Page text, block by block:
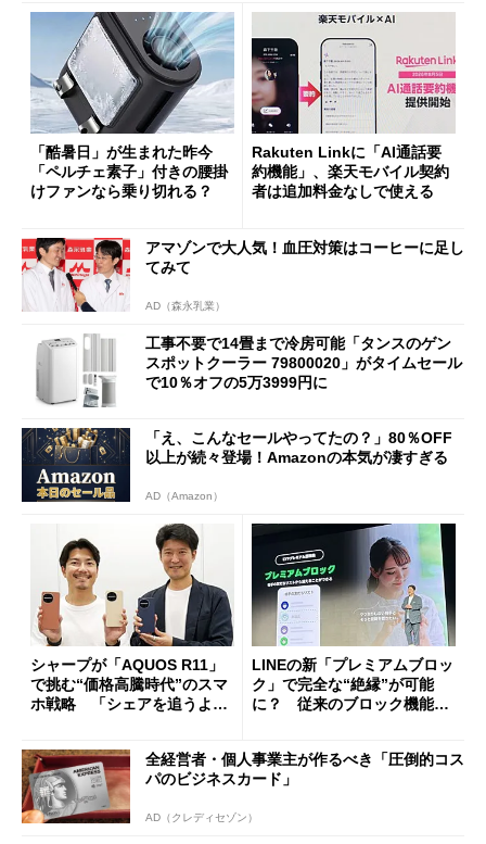
「酷暑日」が生まれた昨今
「ペルチェ素子」付きの腰掛
けファンなら乗り切れる？
Rakuten Linkに「AI通話要
約機能」、楽天モバイル契約
者は追加料金なしで使える
アマゾンで大人気！血圧対策はコーヒーに足し
てみて
AD（森永乳業）
工事不要で14畳まで冷房可能「タンスのゲン
スポットクーラー 79800020」がタイムセール
で10％オフの5万3999円に
「え、こんなセールやってたの？」80％OFF
以上が続々登場！Amazonの本気が凄すぎる
AD（Amazon）
シャープが「AQUOS R11」
で挑む“価格高騰時代”のスマ
ホ戦略 「シェアを追うより
LINEの新「プレミアムブロッ
ク」で完全な“絶縁”が可能
に？ 従来のブロック機能と
全経営者・個人事業主が作るべき「圧倒的コス
パのビジネスカード」
AD（クレディセゾン）